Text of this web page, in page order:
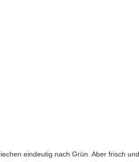
eindeutig nach Grün. Aber frisch